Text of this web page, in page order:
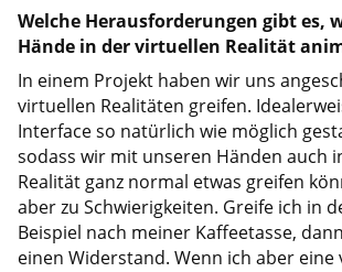
Welche Herausforderungen gibt es,
Hände in der virtuellen Realität
In einem Projekt haben wir uns
virtuellen Realitäten greifen.
Interface so natürlich wie möglich
sodass wir mit unseren Händen auch
Realität ganz normal etwas greifen
aber zu Schwierigkeiten. Greife ich in
Beispiel nach meiner Kaffeetasse,
einen Widerstand. Wenn ich aber eine